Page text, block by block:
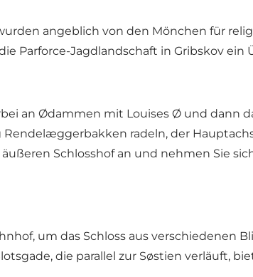
angeblich von den Mönchen für
Parforce-Jagdlandschaft in Gribskov ein
an Ødammen mit Louises Ø und dann
Rendelæggerbakken radeln, der
Schlosshof an und nehmen Sie
um das Schloss aus verschiedenen
die parallel zur Søstien verläuft,